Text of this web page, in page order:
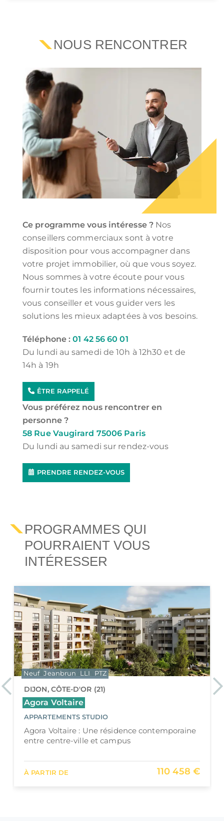
NOUS RENCONTRER
Ce programme vous intéresse ?Nos
conseillers commerciaux sont à votre
disposition pour vous accompagner dans
votre projet immobilier, où que vous soyez.
Nous sommes à votre écoute pour vous
fournir toutes les informations nécessaires,
vous conseiller et vous guider vers les
solutions les mieux adaptées à vos besoins.
Téléphone :01 42 56 60 01
Du lundi au samedi de 10h à 12h30 et de
14h à 19h
ÊTRE RAPPELÉ
Vous préférez nous rencontrer en
personne ?
58 Rue Vaugirard 75006 Paris
Du lundi au samedi sur rendez-vous
PRENDRE RENDEZ-VOUS
PROGRAMMES QUI
POURRAIENT VOUS
INTÉRESSER
PreviousTROYES, AUBE (10)
Marquise
APPARTEMENTS DU STUDIO AU 3 PIÈCES
Marquise : un hôtel particulier restauré au
cœur de Troyes
À PARTIR DE 129 500 €
Malraux Denormandie Déficit foncier